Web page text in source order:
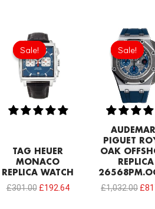
Sale!
Sale!
TAG HEUER
MONACO
REPLICA WATCH
£301.00
Original
price
was:
£301.00.
£192.64
Sale!
Sale!
PIGUET
OAK
REPLICA
£1,032.00 £